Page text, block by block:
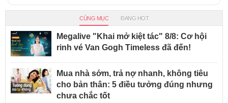
CÙNG MỤC ĐANG HOT
Megalive "Khai mở kiệt tác" 8/8: Cơ hội
rinh vé Van Gogh Timeless đã đến!
Mua nhà sớm, trả nợ nhanh, không tiêu
cho bản thân: 5 điều tưởng đúng nhưng
chưa chắc tốt